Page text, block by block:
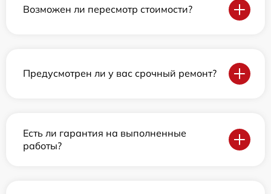
Возможен ли пересмотр стоимости?
Предусмотрен ли у вас срочный ремонт?
Есть ли гарантия на выполненные
работы?